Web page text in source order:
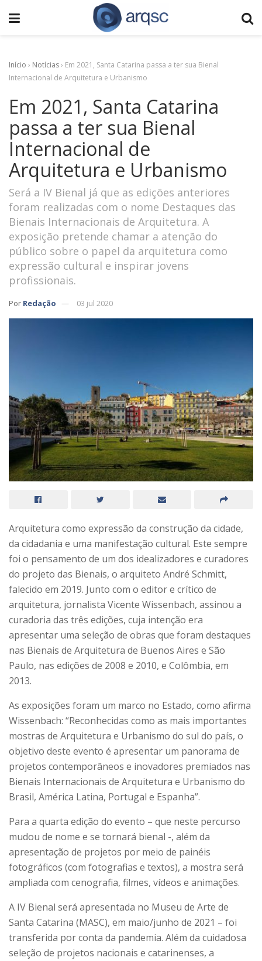
Início › Notícias› Em 2021, Santa Catarina passa a ter sua Bienal
Internacional de Arquitetura e Urbanismo
Em 2021, Santa Catarina
passa a ter sua Bienal
Internacional de
Arquitetura e Urbanismo
Será a IV Bienal já que as edições anteriores
foram realizadas com o nome Destaques das
Bienais Internacionais de Arquitetura. A
exposição pretende chamar a atenção do
público sobre o papel da arquitetura como
expressão cultural e inspirar jovens
profissionais.
Por Redação 03 jul 2020
Arquitetura como expressão da construção da cidade,
da cidadania e uma manifestação cultural. Este sempre
foi o pensamento de um dos idealizadores e curadores
do projeto das Bienais, o arquiteto André Schmitt,
falecido em 2019. Junto com o editor e crítico de
arquitetura, jornalista Vicente Wissenbach, assinou a
curadoria das três edições, cuja intenção era
apresentar uma seleção de obras que foram destaques
nas Bienais de Arquitetura de Buenos Aires e São
Paulo, nas edições de 2008 e 2010, e Colômbia, em
2013.
As exposições foram um marco no Estado, como afirma
Wissenbach: “Reconhecidas como as mais importantes
mostras de Arquitetura e Urbanismo do sul do país, o
objetivo deste evento é apresentar um panorama de
projetos contemporâneos e inovadores premiados nas
Bienais Internacionais de Arquitetura e Urbanismo do
Brasil, América Latina, Portugal e Espanha”.
Para a quarta edição do evento – que neste percurso
mudou de nome e se tornará bienal -, além da
apresentação de projetos por meio de painéis
fotográficos (com fotografias e textos), a mostra será
ampliada com cenografia, filmes, vídeos e animações.
A IV Bienal será apresentada no Museu de Arte de
Santa Catarina (MASC), em maio/junho de 2021 – foi
transferida por conta da pandemia. Além da cuidadosa
seleção de projetos nacionais e catarinenses, a